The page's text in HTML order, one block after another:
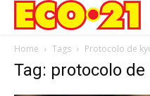
Home Tags Protocolo de
Tag: protocolo de